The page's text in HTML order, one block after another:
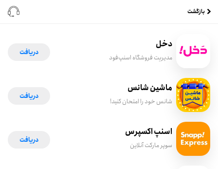
بازگشت
دخل
مدیریت فروشگاه اسنپ‌فود
دریافت
ماشین شانس
شانس خود را امتحان کنید!
دریافت
اسنپ اکسپرس
سوپر مارکت آنلاین
دریافت